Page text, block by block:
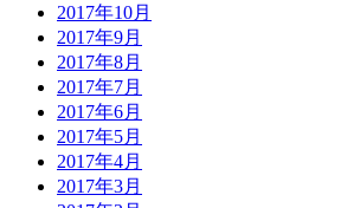
2017年10月
2017年9月
2017年8月
2017年7月
2017年6月
2017年5月
2017年4月
2017年3月